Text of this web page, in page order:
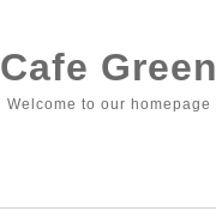
Cafe Green
Welcome to our homepage